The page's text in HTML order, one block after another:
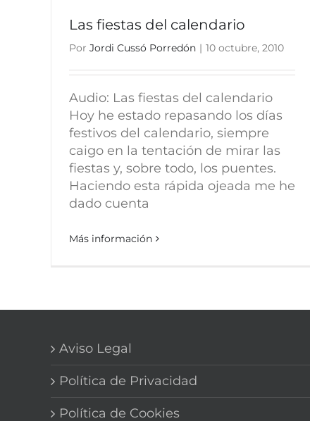
Las fiestas del calendario
Por Jordi Cussó Porredón | 10 octubre, 2010
Audio: Las fiestas del calendario
Hoy he estado repasando los días
festivos del calendario, siempre
caigo en la tentación de mirar las
fiestas y, sobre todo, los puentes.
Haciendo esta rápida ojeada me he
dado cuenta
Más información
Aviso Legal
Política de Privacidad
Política de Cookies